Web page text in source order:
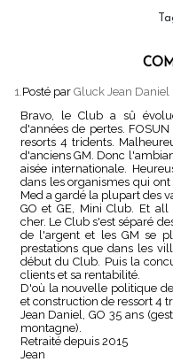
1. Posté par Gluck Jean Daniel
Bravo, le Club a sû
d'années de pertes.
resorts 4 tridents.
d'anciens GM. Donc
aisée internationale.
dans les organismes qui
Med a gardé la plupart des
GO et GE, Mini Club. Et
cher. Le Club s'est séparé
de l'argent et les GM se
prestations que dans les
début du Club. Puis la
clients et sa rentabilité.
D'où la nouvelle politique
et construction de ressort 4
Jean Daniel, GO 35 ans
montagne).
Retraité depuis 2015
Jean